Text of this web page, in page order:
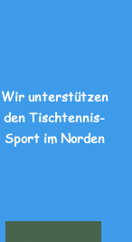
Wir unterstützen
den Tischtennis-
Sport im Norden